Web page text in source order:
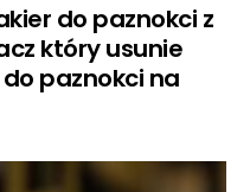
do paznokci z
który usunie
paznokci na